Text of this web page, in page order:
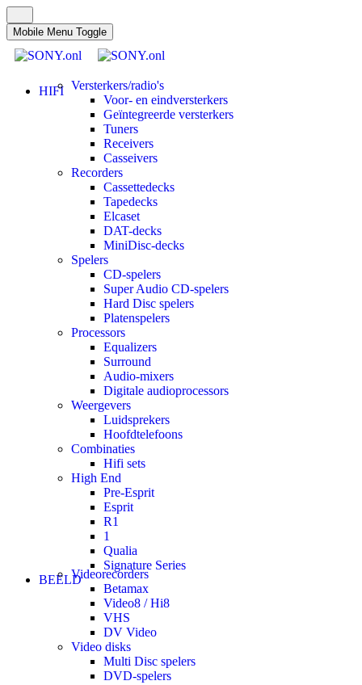
Mobile Menu Toggle
HIFI Versterkers/radio's
Voor- en eindversterkers
Geïntegreerde versterkers
Tuners
Receivers
Casseivers
Recorders
Cassettedecks
Tapedecks
Elcaset
DAT-decks
MiniDisc-decks
Spelers
CD-spelers
Super Audio CD-spelers
Hard Disc spelers
Platenspelers
Processors
Equalizers
Surround
Audio-mixers
Digitale audioprocessors
Weergevers
Luidsprekers
Hoofdtelefoons
Combinaties
Hifi sets
High End
Pre-Esprit
Esprit
R1
1
Qualia
Signature Series
BEELDVideorecorders
Betamax
Video8 / Hi8
VHS
DV Video
Video disks
Multi Disc spelers
DVD-spelers